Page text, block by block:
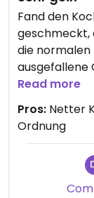
Fand den
geschmeckt,
die normalen
ausgefallene
zufrieden.
Read more
Pros: Netter
Ordnung